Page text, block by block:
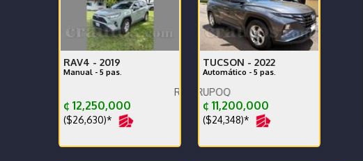
RAV4 - 2019
Manual - 5 pas.
Récord de agencia impecable
¢ 12,250,000
($26,630)*
TUCSON - 2022
Automático - 5 pas.
¢ 11,200,000
($24,348)*